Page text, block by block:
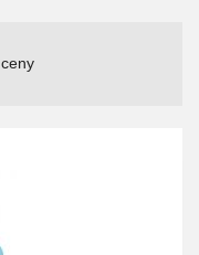
ceny